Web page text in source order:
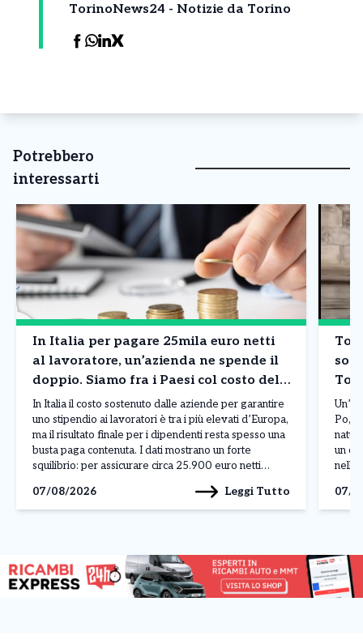
TorinoNews24 - Notizie da Torino
Potrebbero
interessarti
In Italia per pagare 25mila euro netti
al lavoratore, un’azienda ne spende il
doppio. Siamo fra i Paesi col costo del
lavoro più in alto in Europa. I dati
In Italia il costo sostenuto dalle aziende per garantire
uno stipendio ai lavoratori è tra i più elevati d’Europa,
ma il risultato finale per i dipendenti resta spesso una
busta paga contenuta. I dati mostrano un forte
squilibrio: per assicurare circa 25.900 euro netti
una spesa complessiva vicina […]
07/08/2026 Leggi Tutto
Po,
un
nelle
07/